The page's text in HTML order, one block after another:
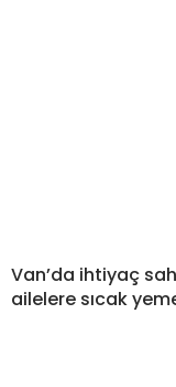
Van’da ihtiyaç
ailelere sıcak